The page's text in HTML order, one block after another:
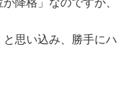
降格」なのですが、
と思い込み、勝手にハ